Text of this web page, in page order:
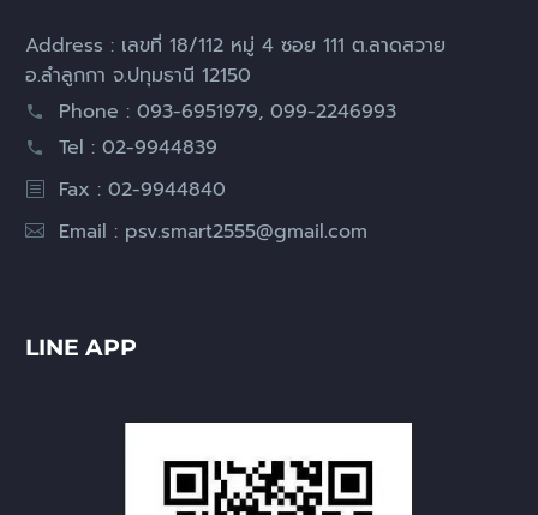
Address : เลขที่ 18/112 หมู่ 4 ซอย 111 ต.ลาดสวาย
อ.ลำลูกกา จ.ปทุมธานี 12150
Phone : 093-6951979, 099-2246993
Tel : 02-9944839
Fax : 02-9944840
Email : psv.smart2555@gmail.com
LINE APP